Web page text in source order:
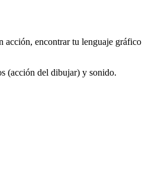
acción, encontrar tu lenguaje gráfico
(acción del dibujar) y sonido.